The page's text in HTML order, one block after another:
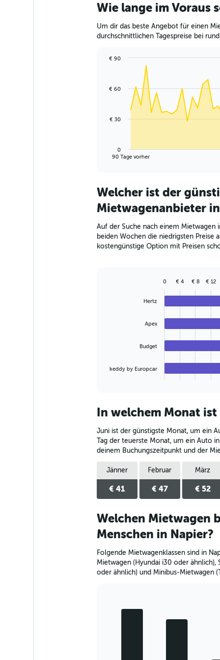
Wie lange im Voraus
Um dir das beste Angebot für einen
durchschnittlichen Tagespreise bei
data
The
Range:
91
categories.
chart
has
1
90 Tage vorher
0
€ 30
€ 60
€ 90
End
Welcher ist der
Mietwagenanbieter
Auf der Suche nach einem Mietwagen
beiden Wochen die niedrigsten Preise
kostengünstige Option mit Preisen
Range:
categories.
The
chart
has
1
Y
axis
displaying
Range:
0
to
Hertz
Apex
Budget
keddy by Europcar
0 € 4 € 8 € 12
In welchem Monat
Juni ist der günstigste Monat, um ein
Tag der teuerste Monat, um ein Auto
deinem Buchungszeitpunkt und der
Jänner
€ 41
Februar
€ 47
März
€ 52
Welchen Mietwagen
Menschen in Napier?
Folgende Mietwagenklassen sind in
Mietwagen (Hyundai i30 oder
oder ähnlich) und Minibus-Mietwagen
graphic.